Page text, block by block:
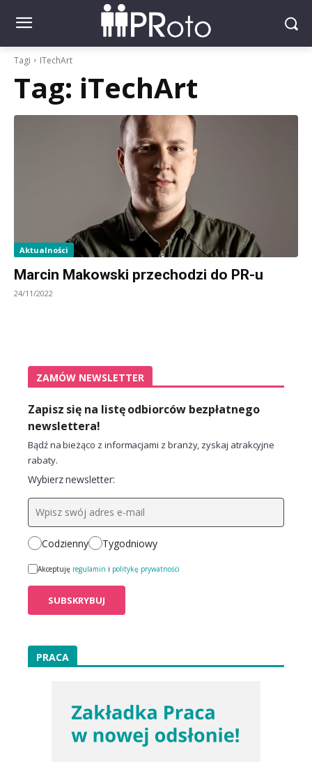
Tagi ITechArt
Tag: iTechArt
Aktualności
Marcin Makowski przechodzi do PR-u
24/11/2022
ZAMÓW NEWSLETTER
Zapisz się na listę odbiorców bezpłatnego
newslettera!
Bądź na bieżąco z informacjami z branży, zyskaj atrakcyjne
rabaty.
Wybierz newsletter:
Codzienny Tygodniowy
Akceptuję regulamin i politykę prywatności
PRACA